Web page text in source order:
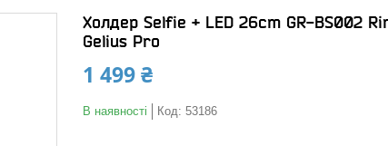
Холдер Selfie + LED 26cm GR-BS002
Gelius Pro
1 499 ₴
В наявності Код: 53186